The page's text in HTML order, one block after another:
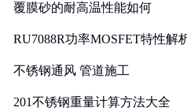
覆膜砂的耐高温性能如何
RU7088R功率MOSFET特性解
不锈钢通风 管道施工
201不锈钢重量计算方法大全